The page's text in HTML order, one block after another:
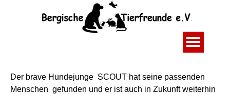
Der brave Hundejunge SCOUT hat seine passenden
Menschen gefunden und er ist auch in Zukunft weiterhin